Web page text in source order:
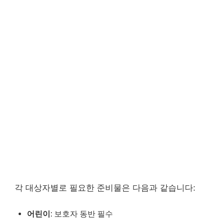
각 대상자별로 필요한 준비물은 다음과 같습니다:
어린이: 보호자 동반 필수